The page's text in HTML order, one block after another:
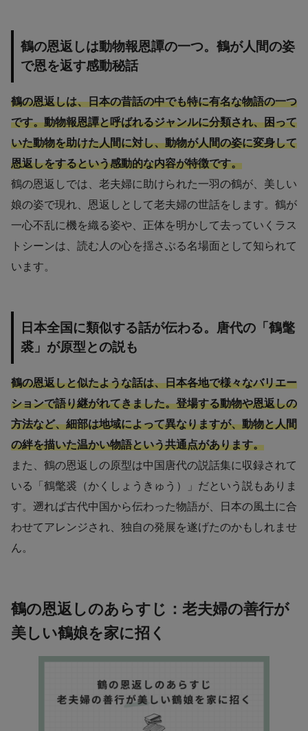
鶴の恩返しは動物報恩譚の一つ。鶴が人間の姿
で恩を返す感動秘話
鶴の恩返しは、日本の昔話の中でも特に有名な物語の一つ
です。動物報恩譚と呼ばれるジャンルに分類され、困って
いた動物を助けた人間に対し、動物が人間の姿に変身して
恩返しをするという感動的な内容が特徴です。
鶴の恩返しでは、老夫婦に助けられた一羽の鶴が、美しい
娘の姿で現れ、恩返しとして老夫婦の世話をします。鶴が
一心不乱に機を織る姿や、正体を明かして去っていくラス
トシーンは、読む人の心を揺さぶる名場面として知られて
います。
日本全国に類似する話が伝わる。唐代の「鶴氅
裘」が原型との説も
鶴の恩返しと似たような話は、日本各地で様々なバリエー
ションで語り継がれてきました。登場する動物や恩返しの
方法など、細部は地域によって異なりますが、動物と人間
の絆を描いた温かい物語という共通点があります。
また、鶴の恩返しの原型は中国唐代の説話集に収録されて
いる「鶴氅裘（かくしょうきゅう）」だという説もありま
す。遡れば古代中国から伝わった物語が、日本の風土に合
わせてアレンジされ、独自の発展を遂げたのかもしれませ
ん。
鶴の恩返しのあらすじ：老夫婦の善行が
美しい鶴娘を家に招く